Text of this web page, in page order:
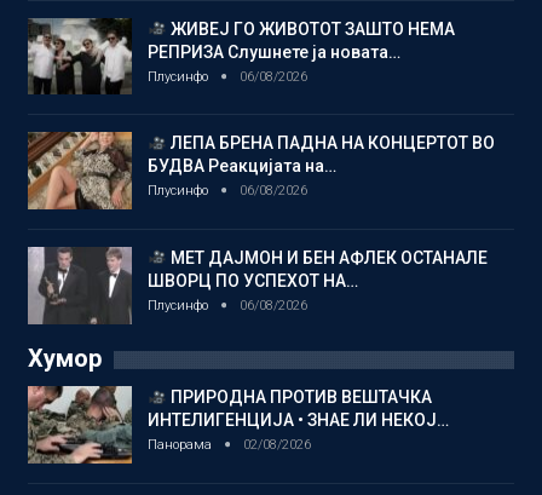
ЖИВЕЈ ГО ЖИВОТОТ ЗАШТО НЕМА
РЕПРИЗА Слушнете ја новата…
Плусинфо 06/08/2026
ЛЕПА БРЕНА ПАДНА НА КОНЦЕРТОТ ВО
БУДВА Реакцијата на…
Плусинфо 06/08/2026
МЕТ ДАЈМОН И БЕН АФЛЕК ОСТАНАЛЕ
ШВОРЦ ПО УСПЕХОТ НА…
Плусинфо 06/08/2026
Хумор
ПРИРОДНА ПРОТИВ ВЕШТАЧКА
ИНТЕЛИГЕНЦИЈА • ЗНАЕ ЛИ НЕКОЈ…
Панорама 02/08/2026